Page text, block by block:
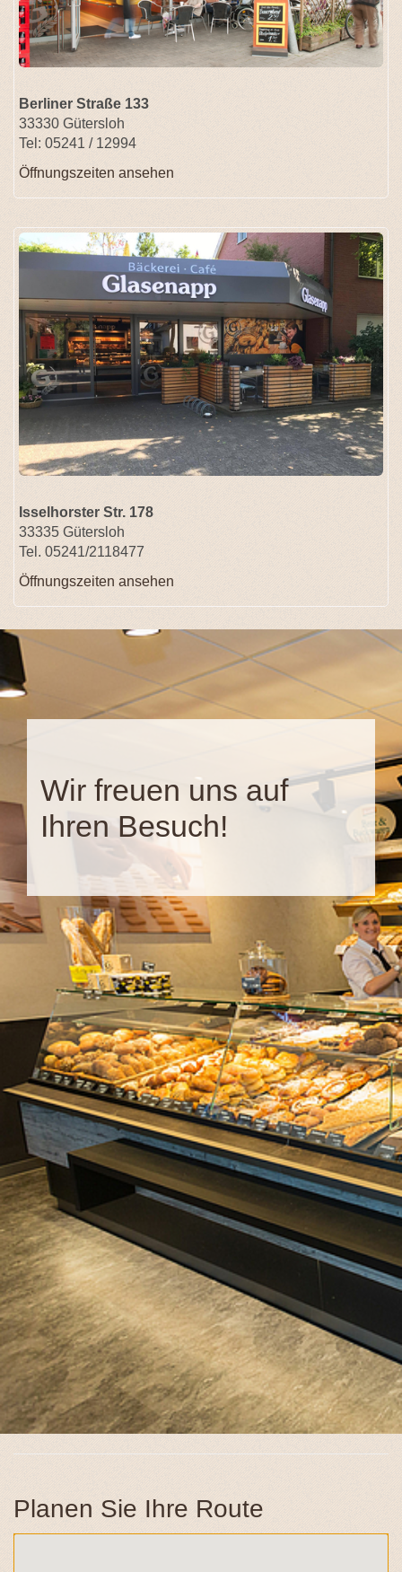
Berliner Straße 133
33330 Gütersloh
Tel: 05241 / 12994
Öffnungszeiten ansehen
Isselhorster Str. 178
33335 Gütersloh
Tel. 05241/2118477
Öffnungszeiten ansehen
Wir freuen uns auf
Ihren Besuch!
Planen Sie Ihre Route